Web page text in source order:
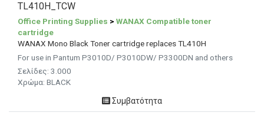
TL410H_TCW
Office Printing Supplies > WANAX Compatible toner
cartridge
WANAX Mono Black Toner cartridge replaces TL410H
For use in Pantum P3010D/ P3010DW/ P3300DN and others
Σελίδες: 3.000
Χρώμα: BLACK
Συμβατότητα